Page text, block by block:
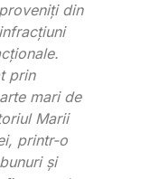
din
prin
mari de
Marii
printr-o
și